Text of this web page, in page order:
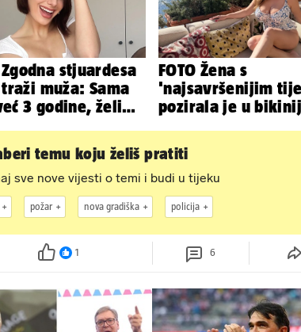
Zgodna stjuardesa
muža: Sama
3 godine, želim
FOTO Žena s
'najsavršenijim
pozirala je u
temu koju želiš pratiti
sve nove vijesti o temi i budi u tijeku
požar nova gradiška policija
1 6